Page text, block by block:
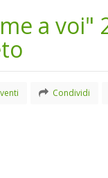
a voi"
Condividi